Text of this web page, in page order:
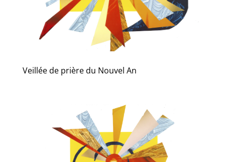
Veillée de prière du Nouvel An